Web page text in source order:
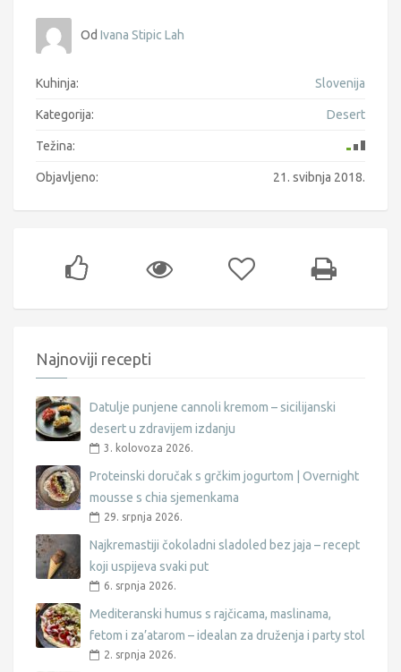
Od Ivana Stipic Lah
Kuhinja: Slovenija
Kategorija: Desert
Težina:
Objavljeno: 21. svibnja 2018.
Najnoviji recepti
Datulje punjene cannoli kremom – sicilijanski
desert u zdravijem izdanju
3. kolovoza 2026.
Proteinski doručak s grčkim jogurtom | Overnight
mousse s chia sjemenkama
29. srpnja 2026.
Najkremastiji čokoladni sladoled bez jaja – recept
koji uspijeva svaki put
6. srpnja 2026.
Mediteranski humus s rajčicama, maslinama,
fetom i za’atarom – idealan za druženja i party stol
2. srpnja 2026.